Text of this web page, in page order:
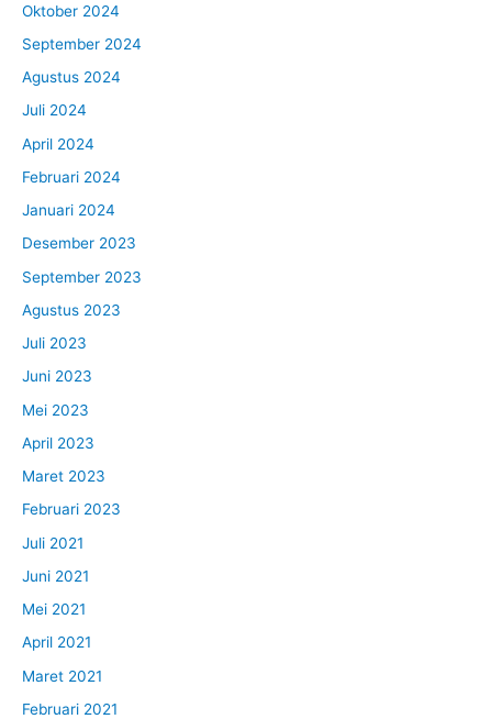
Oktober 2024
September 2024
Agustus 2024
Juli 2024
April 2024
Februari 2024
Januari 2024
Desember 2023
September 2023
Agustus 2023
Juli 2023
Juni 2023
Mei 2023
April 2023
Maret 2023
Februari 2023
Juli 2021
Juni 2021
Mei 2021
April 2021
Maret 2021
Februari 2021